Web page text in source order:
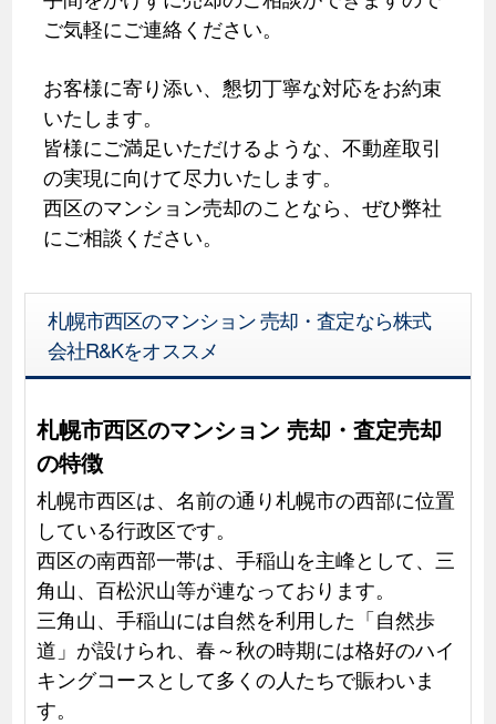
ご気軽にご連絡ください。
お客様に寄り添い、懇切丁寧な対応をお約束
いたします。
皆様にご満足いただけるような、不動産取引
の実現に向けて尽力いたします。
西区のマンション売却のことなら、ぜひ弊社
にご相談ください。
札幌市西区のマンション 売却・査定なら株式
会社R&Kをオススメ
札幌市西区のマンション 売却・査定売却
の特徴
札幌市西区は、名前の通り札幌市の西部に位置
している行政区です。
西区の南西部一帯は、手稲山を主峰として、三
角山、百松沢山等が連なっております。
三角山、手稲山には自然を利用した「自然歩
道」が設けられ、春～秋の時期には格好のハイ
キングコースとして多くの人たちで賑わいま
す。